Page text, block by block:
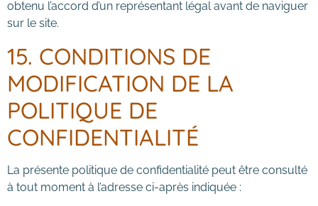
obtenu l’accord d’un représentant légal avant de naviguer
sur le site.
15. CONDITIONS DE
MODIFICATION DE LA
POLITIQUE DE
CONFIDENTIALITÉ
La présente politique de confidentialité peut être consulté
à tout moment à l’adresse ci-après indiquée :